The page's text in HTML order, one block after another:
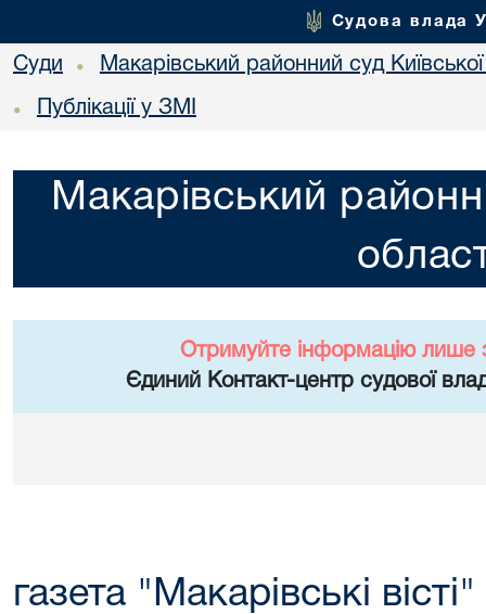
Судова влада
Суди • Макарівський районний суд Київської
• Публікації у ЗМІ
Макарівський
Отримуйте інформацію лише
Єдиний Контакт-центр судової
газета "Макарівські